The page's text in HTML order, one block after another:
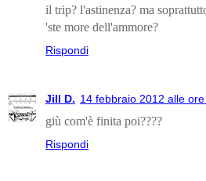
il trip? l'astinenza? ma
'ste more dell'ammore?
Rispondi
Jill D. 14 febbraio 2012 alle
giù com'è finita poi????
Rispondi